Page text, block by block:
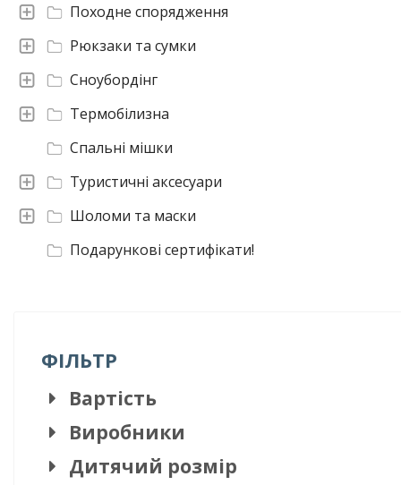
Подарункові сертифікати!
Шоломи та маски
Туристичні аксесуари
Спальні мішки
Термобілизна
Сноубордінг
Рюкзаки та сумки
Походне спорядження
ФІЛЬТР
Вартість
Виробники
Дитячий розмір